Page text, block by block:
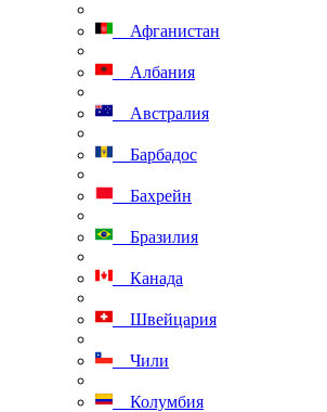
Афганистан
Албания
Австралия
Барбадос
Бахрейн
Бразилия
Канада
Швейцария
Чили
Колумбия